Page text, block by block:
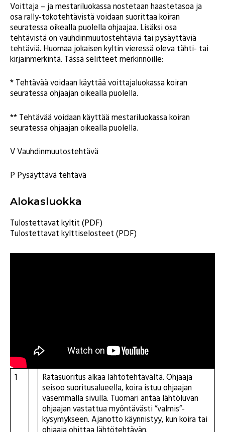
Voittaja – ja mestariluokassa nostetaan haastetasoa ja
osa rally-tokotehtävistä voidaan suorittaa koiran
seuratessa oikealla puolella ohjaajaa. Lisäksi osa
tehtävistä on vauhdinmuutostehtäviä tai pysäyttäviä
tehtäviä. Huomaa jokaisen kyltin vieressä oleva tähti- tai
kirjainmerkintä. Tässä selitteet merkinnöille:
* Tehtävää voidaan käyttää voittajaluokassa koiran
seuratessa ohjaajan oikealla puolella.
** Tehtävää voidaan käyttää mestariluokassa koiran
seuratessa ohjaajan oikealla puolella.
V Vauhdinmuutostehtävä
P Pysäyttävä tehtävä
Alokasluokka
Tulostettavat kyltit (PDF)
Tulostettavat kylttiselosteet (PDF)
1
Ratasuoritus alkaa lähtötehtävältä. Ohjaaja
seisoo suoritusalueella, koira istuu ohjaajan
vasemmalla sivulla. Tuomari antaa lähtöluvan
ohjaajan vastattua myöntävästi ”valmis”-
kysymykseen. Ajanotto käynnistyy, kun koira tai